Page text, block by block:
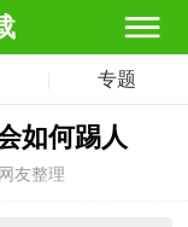
专题
如何踢人
友整理